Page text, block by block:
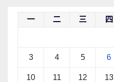
一 二 三 四
3 4 5 6
10 11 12 13